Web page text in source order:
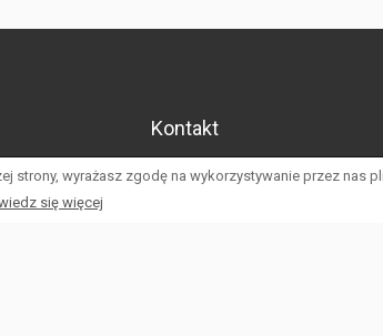
że Twoja
Kontakt
strony, wyrażasz zgodę na wykorzystywanie przez nas
się więcej